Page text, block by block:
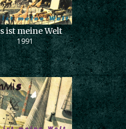
ist meine Welt
1991